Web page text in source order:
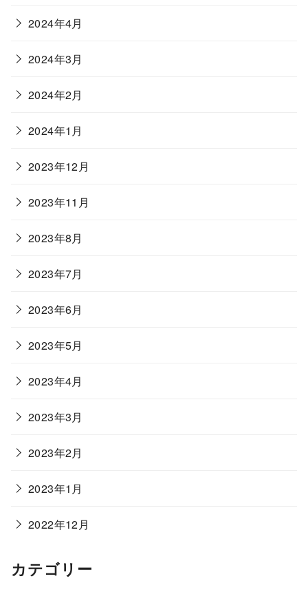
2024年4月
2024年3月
2024年2月
2024年1月
2023年12月
2023年11月
2023年8月
2023年7月
2023年6月
2023年5月
2023年4月
2023年3月
2023年2月
2023年1月
2022年12月
カテゴリー